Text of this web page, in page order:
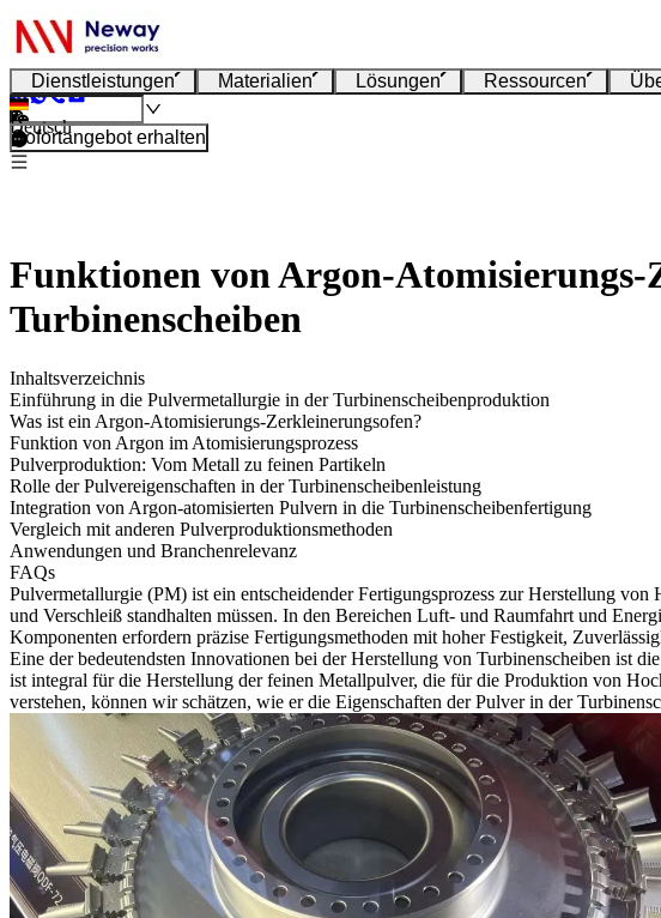
Dienstleistungen Materialien Lösungen Ressourcen
Deutsch
Sofortangebot erhalten
Funktionen von Argon-
Turbinenscheiben
Inhaltsverzeichnis
Einführung in die Pulvermetallurgie in der Turbinenscheibenproduktion
Was ist ein Argon-Atomisierungs-Zerkleinerungsofen?
Funktion von Argon im Atomisierungsprozess
Pulverproduktion: Vom Metall zu feinen Partikeln
Rolle der Pulvereigenschaften in der Turbinenscheibenleistung
Integration von Argon-atomisierten Pulvern in die Turbinenscheibenfertigung
Vergleich mit anderen Pulverproduktionsmethoden
Anwendungen und Branchenrelevanz
FAQs
Pulvermetallurgie (PM) ist ein entscheidender Fertigungsprozess zur Herstellung
und Verschleiß standhalten müssen. In den Bereichen Luft- und Raumfahrt und
Komponenten erfordern präzise Fertigungsmethoden mit hoher Festigkeit,
Eine der bedeutendsten Innovationen bei der Herstellung von Turbinenscheiben ist
ist integral für die Herstellung der feinen Metallpulver, die für die Produktion von
verstehen, können wir schätzen, wie er die Eigenschaften der Pulver in der